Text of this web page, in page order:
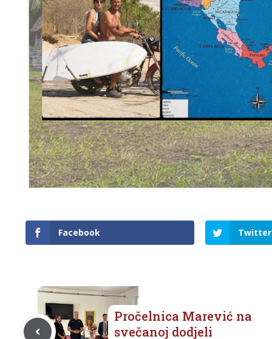
Facebook Twitter
Pročelnica Marević na
svečanoj dodjeli